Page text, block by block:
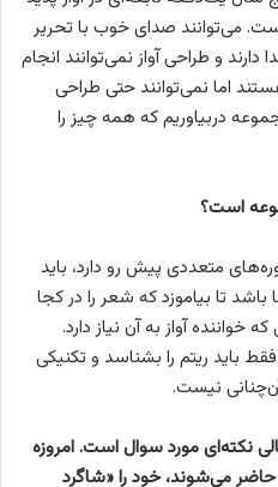
می‌توانند صدای خوب با تحریر
و طراحی آواز نمی‌توانند انجام
اما نمی‌توانند حتی طراحی
دربیاوریم که همه چیز را
است؟
متعددی پیش رو دارد، باید
تا بیاموزد که شعر را در کجا
آواز به آن نیاز دارد.
فقط باید ریتم را بشناسد و تکنیکی
نیست.
نکته‌ای مورد سوال است. امروزه
حاضر می‌شوند، خود را «شاگرد